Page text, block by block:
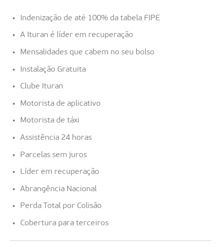
Indenização de até 100% da tabela FIPE
A Ituran é líder em recuperação
Mensalidades que cabem no seu bolso
Instalação Gratuita
Clube Ituran
Motorista de aplicativo
Motorista de táxi
Assistência 24 horas
Parcelas sem juros
Líder em recuperação
Abrangência Nacional
Perda Total por Colisão
Cobertura para terceiros